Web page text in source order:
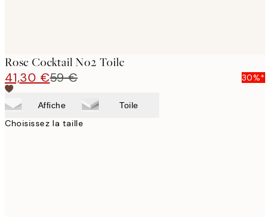
Rose Cocktail No2 Toile
41,30 €59 € 30%*
Affiche Toile
Choisissez la taille